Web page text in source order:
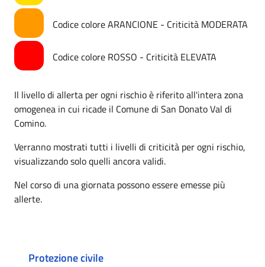
Codice colore ARANCIONE - Criticità MODERATA
Codice colore ROSSO - Criticità ELEVATA
Il livello di allerta per ogni rischio è riferito all'intera zona
omogenea in cui ricade il Comune di San Donato Val di
Comino.
Verranno mostrati tutti i livelli di criticità per ogni rischio,
visualizzando solo quelli ancora validi.
Nel corso di una giornata possono essere emesse più
allerte.
Protezione civile